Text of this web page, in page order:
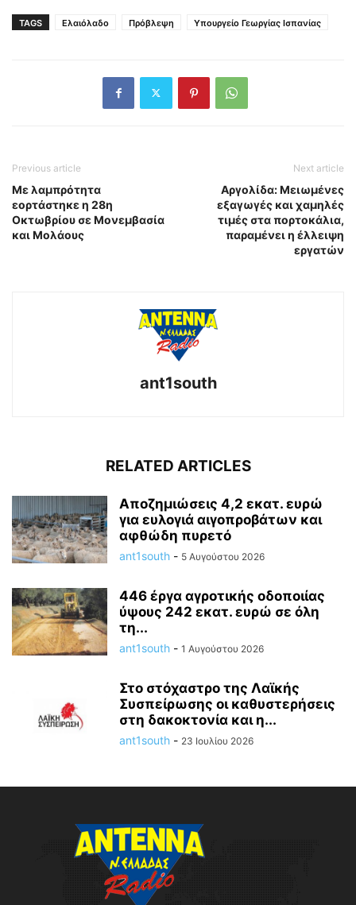
TAGS Ελαιόλαδο Πρόβλεψη Υπουργείο Γεωργίας Ισπανίας
Previous article
Με λαμπρότητα
εορτάστηκε η 28η
Οκτωβρίου σε Μονεμβασία
και Μολάους
Next article
Αργολίδα: Μειωμένες
εξαγωγές και χαμηλές
τιμές στα πορτοκάλια,
παραμένει η έλλειψη
εργατών
ant1south
RELATED ARTICLES
Aποζημιώσεις 4,2 εκατ. ευρώ
για ευλογιά αιγοπροβάτων και
αφθώδη πυρετό
ant1south - 5 Αυγούστου 2026
446 έργα αγροτικής οδοποιίας
ύψους 242 εκατ. ευρώ σε όλη
τη...
ant1south - 1 Αυγούστου 2026
Στο στόχαστρο της Λαϊκής
Συσπείρωσης οι καθυστερήσεις
στη δακοκτονία και η...
ant1south - 23 Ιουλίου 2026